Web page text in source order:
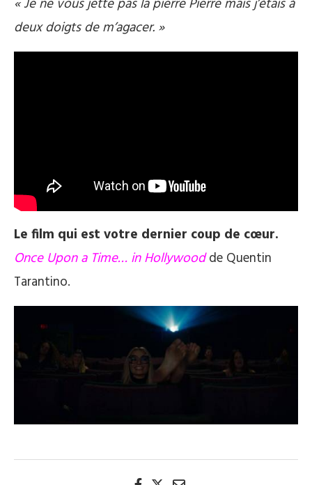
deux doigts de m’agacer. »
Le film qui est votre dernier coup de cœur.
Once Upon a Time… in Hollywoodde Quentin
Tarantino.